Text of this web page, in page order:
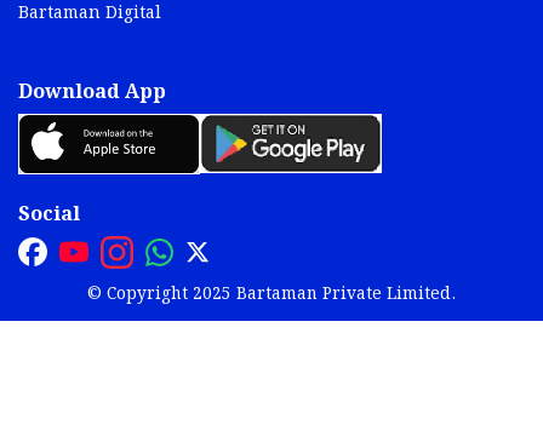
Bartaman Digital
Download App
Social
© Copyright 2025 Bartaman Private Limited.